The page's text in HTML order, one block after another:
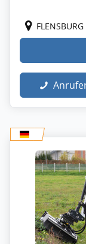
FLENSBURG